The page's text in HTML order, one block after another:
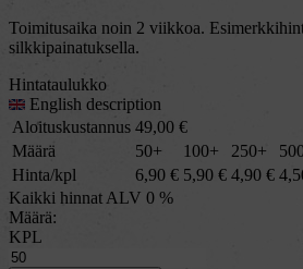
Toimitusaika noin 2 viikkoa.
silkkipainatuksella.
Hintataulukko
English description
Aloituskustannus 49,00 €
Määrä
50+ 100+ 250+
Hinta/kpl
6,90 € 5,90 € 4,90 €
Kaikki hinnat ALV 0 %
Määrä:
KPL